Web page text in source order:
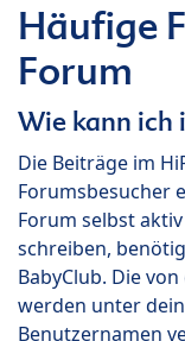
Häufige
Forum
Wie kann ich
Die Beiträge im
Forumsbesucher
Forum selbst
schreiben,
BabyClub. Die
werden unter
Benutzernamen